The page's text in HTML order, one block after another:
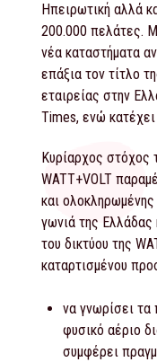
Ηπειρωτική αλλά
200.000 πελάτες.
νέα καταστήματα
επάξια τον τίτλο
εταιρείας στην
Times, ενώ
Κυρίαρχος στόχος
WATT+VOLT
και
γωνιά της Ελλάδας
του δικτύου της
καταρτισμένου
να γνωρίσει τα
φυσικό αέριο
συμφέρει